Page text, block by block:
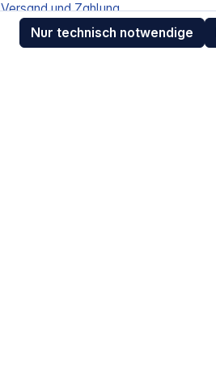
Versand und Zahlung
Sendungsverfolgung
Nur technisch notwendige